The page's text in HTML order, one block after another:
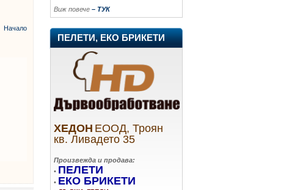
Начало
Виж повече – ТУК
ПЕЛЕТИ, ЕКО БРИКЕТИ
ХЕДОН ЕООД, Троян
кв. Ливадето 35
Произвежда и продава:
• ПЕЛЕТИ
• ЕКО БРИКЕТИ